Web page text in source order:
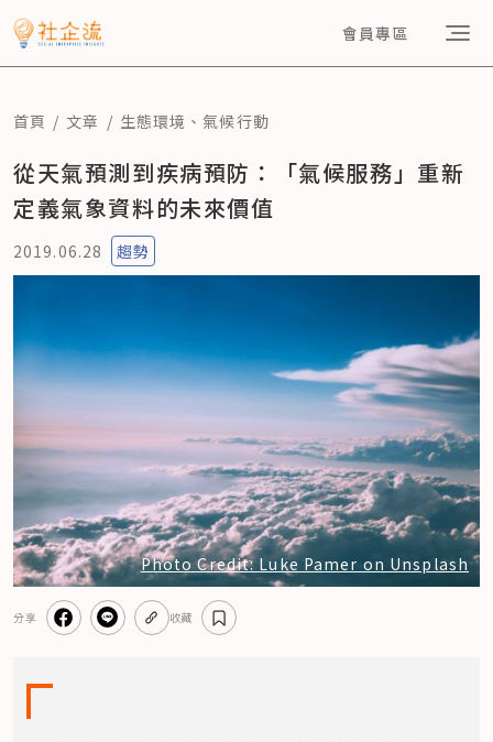
會員專區
首頁 文章 生態環境 、 氣候行動
從天氣預測到疾病預防：「氣候服務」重新
定義氣象資料的未來價值
2019.06.28 趨勢
Photo Credit: Luke Pamer on Unsplash
分享 收藏